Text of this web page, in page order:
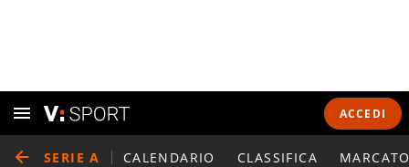
ACCEDI
SERIE A CALENDARIO CLASSIFICA